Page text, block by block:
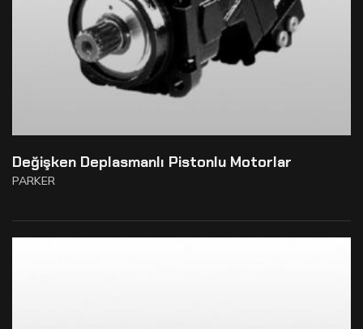
Değişken Deplasmanlı Pistonlu Motorlar
PARKER